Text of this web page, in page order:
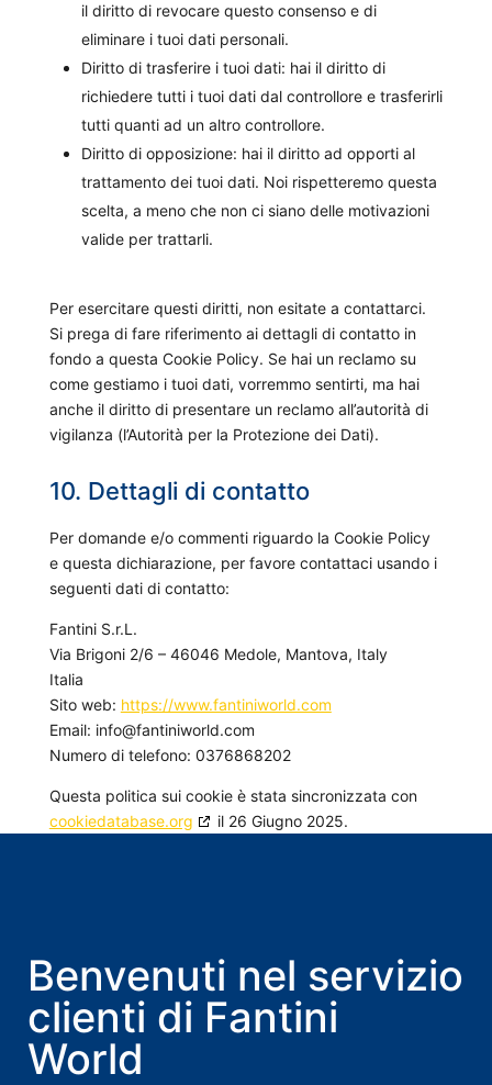
il diritto di revocare questo consenso e di
eliminare i tuoi dati personali.
Diritto di trasferire i tuoi dati: hai il diritto di
richiedere tutti i tuoi dati dal controllore e trasferirli
tutti quanti ad un altro controllore.
Diritto di opposizione: hai il diritto ad opporti al
trattamento dei tuoi dati. Noi rispetteremo questa
scelta, a meno che non ci siano delle motivazioni
valide per trattarli.
Per esercitare questi diritti, non esitate a contattarci.
Si prega di fare riferimento ai dettagli di contatto in
fondo a questa Cookie Policy. Se hai un reclamo su
come gestiamo i tuoi dati, vorremmo sentirti, ma hai
anche il diritto di presentare un reclamo all’autorità di
vigilanza (l’Autorità per la Protezione dei Dati).
10. Dettagli di contatto
Per domande e/o commenti riguardo la Cookie Policy
e questa dichiarazione, per favore contattaci usando i
seguenti dati di contatto:
Fantini S.r.L.
Via Brigoni 2/6 – 46046 Medole, Mantova, Italy
Italia
Sito web: https://www.fantiniworld.com
Email: info@fantiniworld.com
Numero di telefono: 0376868202
Questa politica sui cookie è stata sincronizzata con
cookiedatabase.org
il 26 Giugno 2025.
Benvenuti nel servizio
clienti di Fantini
World